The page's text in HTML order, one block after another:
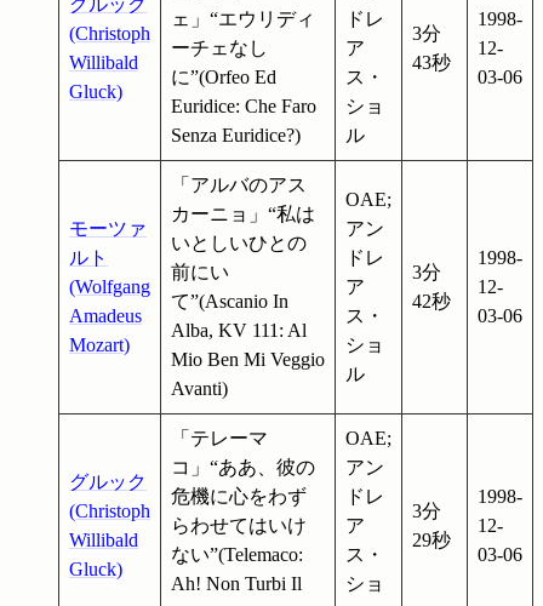
(Christoph
Willibald
Gluck)
ェ」“エウリディ
ーチェなし
に”(Orfeo Ed
Euridice: Che Faro
Senza Euridice?)
ドレ
ア
ス・
ショ
ル
3分
43秒
1998-
12-
03-06
モーツァ
ルト
(Wolfgang
Amadeus
Mozart)
「アルバのアス
カーニョ」“私は
いとしいひとの
前にい
て”(Ascanio In
Alba, KV 111: Al
Mio Ben Mi Veggio
Avanti)
OAE;
アン
ドレ
ア
ス・
ショ
ル
3分
42秒
1998-
12-
03-06
グルック
(Christoph
Willibald
Gluck)
「テレーマ
コ」“ああ、彼の
危機に心をわず
らわせてはいけ
ない”(Telemaco:
Ah! Non Turbi Il
OAE;
アン
ドレ
ア
ス・
ショ
3分
29秒
1998-
12-
03-06